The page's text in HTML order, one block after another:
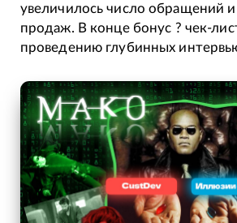
увеличилось число обращений
продаж. В конце бонус ? чек-
проведению глубинных